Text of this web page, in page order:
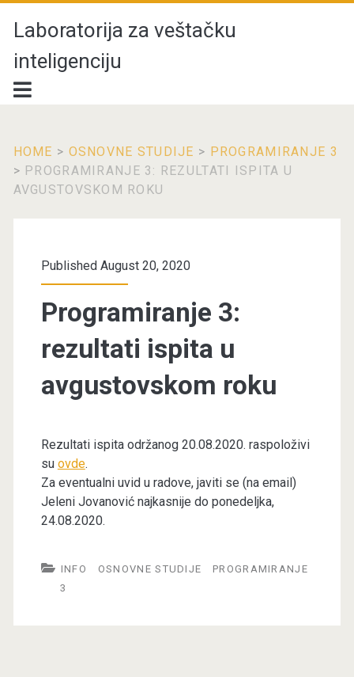
Laboratorija za veštačku
inteligenciju
HOME > OSNOVNE STUDIJE > PROGRAMIRANJE 3
> PROGRAMIRANJE 3: REZULTATI ISPITA U
AVGUSTOVSKOM ROKU
Published August 20, 2020
Programiranje 3:
rezultati ispita u
avgustovskom roku
Rezultati ispita održanog 20.08.2020. raspoloživi
su ovde.
Za eventualni uvid u radove, javiti se (na email)
Jeleni Jovanović najkasnije do ponedeljka,
24.08.2020.
INFO OSNOVNE STUDIJE
PROGRAMIRANJE
3